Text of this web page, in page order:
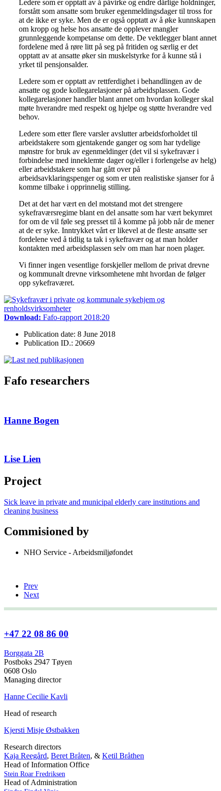
Ledere som er opptatt av å påvirke og endre dårlige holdninger,
forstått som ansatte som bruker egenmeldingsdager til tross for
at de ikke er syke. Men de er også opptatt av å øke kunnskapen
om kropp og helse hos ansatte de opplever mangler
grunnleggende kompetanse om dette. De vektlegger blant annet
fordelene med å røre litt på seg på fritiden og særlig er det
opptatt av at ansatte øker sin muskelstyrke for å kunne stå i
yrket til pensjonsalder.
Ledere som er opptatt av rettferdighet i behandlingen av de
ansatte og gode kollegarelasjoner på arbeidsplassen. Gode
kollegarelasjoner handler blant annet om hvordan kolleger skal
møte hverandre med respekt og hjelpe og støtte hverandre ved
behov.
Ledere som etter flere varsler avslutter arbeidsforholdet til
arbeidstakere som gjentakende ganger og som har tydelige
mønstre for bruk av egenmeldinger (det vil si sykefravær i
forbindelse med inneklemte dager og/eller i forlengelse av helg)
eller arbeidstakere som har gått over på
arbeidsavklaringspenger og som er uten realistiske sjanser for å
komme tilbake i opprinnelig stilling.
Det at det har vært en del motstand mot det strengere
sykefraværsregime blant en del ansatte som har vært bekymret
for om de vil føle seg presset til å komme på jobb når de mener
at de er syke. Inntrykket vårt er likevel at de fleste ansatte ser
fordelene ved å tidlig ta tak i sykefravær og at man holder
kontakten med arbeidsplassen selv om man har noen plager.
Vi finner ingen vesentlige forskjeller mellom de privat drevne
og kommunalt drevne virksomhetene mht hvordan de følger
opp sykefraværet.
Download: Fafo-rapport 2018:20
Publication date: 8 June 2018
Publication ID.: 20669
Fafo researchers
Hanne Bogen
Lise Lien
Project
Sick leave in private and municipal elderly care institutions and
cleaning business
Commisioned by
NHO Service - Arbeidsmiljøfondet
Prev
Next
+47 22 08 86 00
Borggata 2B
Postboks 2947 Tøyen
0608 Oslo
Managing director
Hanne Cecilie Kavli
Head of research
Kjersti Misje Østbakken
Research directors
Kaja Reegård, Beret Bråten, & Ketil Bråthen
Head of Information Office
Stein Roar Fredriksen
Head of Administration